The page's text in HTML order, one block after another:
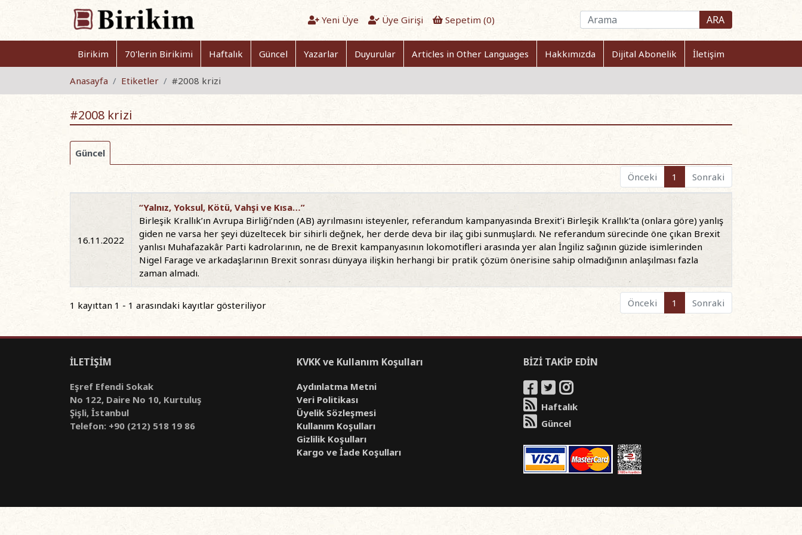
Yeni Üye Üye Girişi Sepetim (0) ARA
Birikim 70'lerin Birikimi Haftalık Güncel Yazarlar Duyurular Articles in Other Languages Hakkımızda Dijital Abonelik İletişim
Anasayfa Etiketler #2008 krizi
#2008 krizi
Güncel
Önceki
1 Sonraki
16.11.2022
“Yalnız, Yoksul, Kötü, Vahşi ve Kısa…”
Birleşik Krallık’ın Avrupa Birliği’nden (AB) ayrılmasını isteyenler, referandum kampanyasında Brexit’i Birleşik Krallık’ta (onlara göre) yanlış
giden ne varsa her şeyi düzeltecek bir sihirli değnek, her derde deva bir ilaç gibi sunmuşlardı. Ne referandum sürecinde öne çıkan Brexit
yanlısı Muhafazakâr Parti kadrolarının, ne de Brexit kampanyasının lokomotifleri arasında yer alan İngiliz sağının güzide isimlerinden
Nigel Farage ve arkadaşlarının Brexit sonrası dünyaya ilişkin herhangi bir pratik çözüm önerisine sahip olmadığının anlaşılması fazla
zaman almadı.
1 kayıttan 1 - 1 arasındaki kayıtlar gösteriliyor Önceki 1 Sonraki
İLETİŞİM
Eşref Efendi Sokak
No 122, Daire No 10, Kurtuluş
Şişli, İstanbul
Telefon: +90 (212) 518 19 86
KVKK ve Kullanım Koşulları
Aydınlatma Metni
Veri Politikası
Üyelik Sözleşmesi
Kullanım Koşulları
Gizlilik Koşulları
Kargo ve İade Koşulları
BİZİ TAKİP EDİN
Haftalık
Güncel